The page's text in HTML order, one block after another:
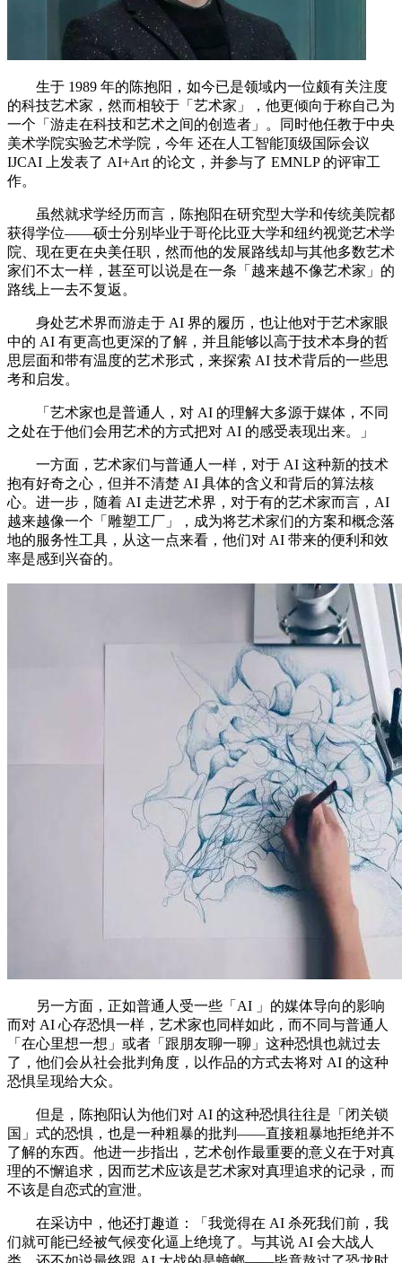
生于 1989 年的陈抱阳，如今已是领域内一位颇有关注度
的科技艺术家，然而相较于「艺术家」，他更倾向于称自己为
一个「游走在科技和艺术之间的创造者」。同时他任教于中央
美术学院实验艺术学院，今年 还在人工智能顶级国际会议
IJCAI 上发表了 AI+Art 的论文，并参与了 EMNLP 的评审工
作。
虽然就求学经历而言，陈抱阳在研究型大学和传统美院都
获得学位——硕士分别毕业于哥伦比亚大学和纽约视觉艺术学
院、现在更在央美任职，然而他的发展路线却与其他多数艺术
家们不太一样，甚至可以说是在一条「越来越不像艺术家」的
路线上一去不复返。
身处艺术界而游走于 AI 界的履历，也让他对于艺术家眼
中的 AI 有更高也更深的了解，并且能够以高于技术本身的哲
思层面和带有温度的艺术形式，来探索 AI 技术背后的一些思
考和启发。
「艺术家也是普通人，对 AI 的理解大多源于媒体，不同
之处在于他们会用艺术的方式把对 AI 的感受表现出来。」
一方面，艺术家们与普通人一样，对于 AI 这种新的技术
抱有好奇之心，但并不清楚 AI 具体的含义和背后的算法核
心。进一步，随着 AI 走进艺术界，对于有的艺术家而言，AI
越来越像一个「雕塑工厂」，成为将艺术家们的方案和概念落
地的服务性工具，从这一点来看，他们对 AI 带来的便利和效
率是感到兴奋的。
另一方面，正如普通人受一些「AI 」的媒体导向的影响
而对 AI 心存恐惧一样，艺术家也同样如此，而不同与普通人
「在心里想一想」或者「跟朋友聊一聊」这种恐惧也就过去
了，他们会从社会批判角度，以作品的方式去将对 AI 的这种
恐惧呈现给大众。
但是，陈抱阳认为他们对 AI 的这种恐惧往往是「闭关锁
国」式的恐惧，也是一种粗暴的批判——直接粗暴地拒绝并不
了解的东西。他进一步指出，艺术创作最重要的意义在于对真
理的不懈追求，因而艺术应该是艺术家对真理追求的记录，而
不该是自恋式的宣泄。
在采访中，他还打趣道：「我觉得在 AI 杀死我们前，我
们就可能已经被气候变化逼上绝境了。与其说 AI 会大战人